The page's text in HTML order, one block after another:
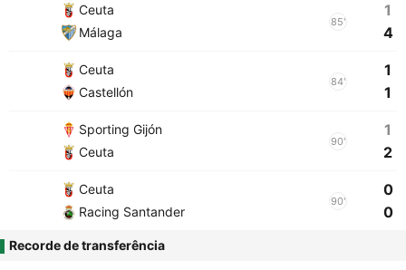
Ceuta
Málaga
85'
1
4
Ceuta
Castellón
84'
1
1
Sporting Gijón
Ceuta
90'
1
2
Ceuta
Racing Santander
90'
0
0
Recorde de transferência